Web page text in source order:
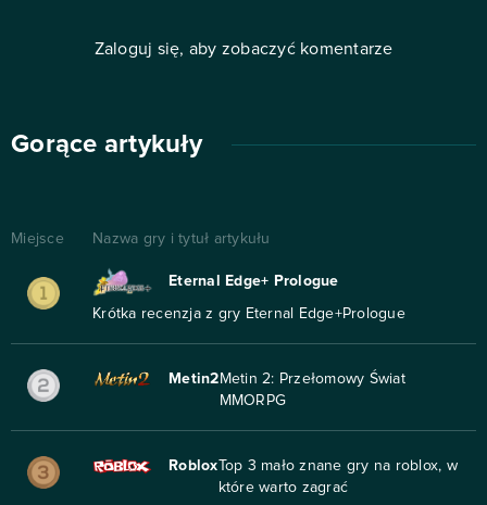
Zaloguj się, aby zobaczyć komentarze
Gorące artykuły
Miejsce Nazwa gry i tytuł artykułu
Eternal Edge+ Prologue
Krótka recenzja z gry Eternal Edge+Prologue
Metin2 Metin 2: Przełomowy Świat
MMORPG
Roblox Top 3 mało znane gry na roblox, w
które warto zagrać